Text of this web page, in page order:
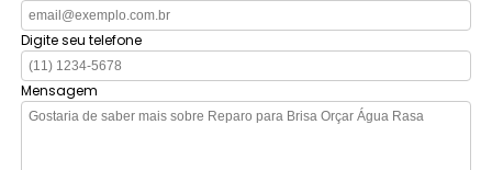
Digite seu telefone
Mensagem